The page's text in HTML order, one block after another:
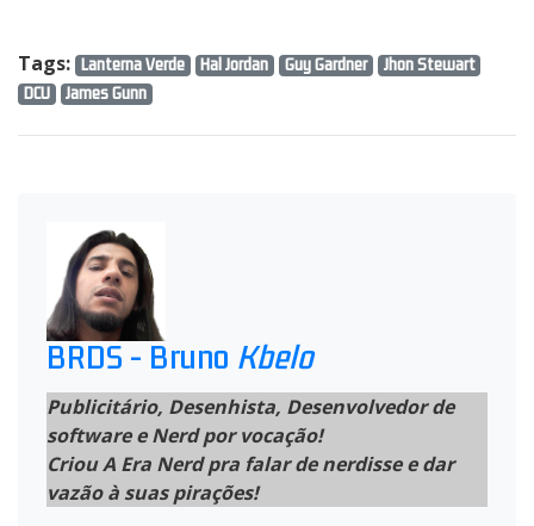
Tags: Lanterna Verde Hal Jordan Guy Gardner
Jhon Stewart
DCU
James Gunn
BRDS - Bruno Kbelo
Publicitário, Desenhista, Desenvolvedor de
software e Nerd por vocação!
Criou A Era Nerd pra falar de nerdisse e dar
vazão à suas pirações!